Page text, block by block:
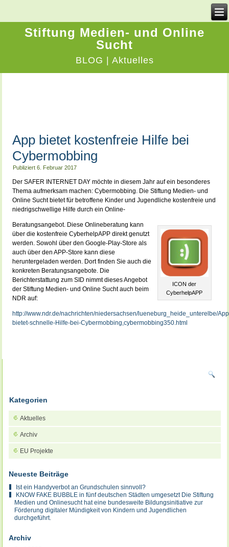
Stiftung Medien- und Online
Sucht
BLOG | Aktuelles
App bietet kostenfreie Hilfe bei
Cybermobbing
Publiziert 6. Februar 2017
Der SAFER INTERNET DAY möchte in diesem Jahr auf ein besonderes
Thema aufmerksam machen: Cybermobbing. Die Stiftung Medien- und
Online Sucht bietet für betroffene Kinder und Jugendliche kostenfreie und
niedrigschwellige Hilfe durch ein Online-
ICON der
CyberhelpAPP
Beratungsangebot. Diese Onlineberatung kann
über die kostenfreie CyberhelpAPP direkt genutzt
werden. Sowohl über den Google-Play-Store als
auch über den APP-Store kann diese
heruntergeladen werden. Dort finden Sie auch die
konkreten Beratungsangebote. Die
Berichterstattung zum SID nimmt dieses Angebot
der Stiftung Medien- und Online Sucht auch beim
NDR auf:
http://www.ndr.de/nachrichten/niedersachsen/lueneburg_heide_unterelbe/
bietet-schnelle-Hilfe-bei-Cybermobbing,cybermobbing350.html
Kategorien
Aktuelles
Archiv
EU Projekte
Neueste Beiträge
Ist ein Handyverbot an Grundschulen sinnvoll?
KNOW FAKE BUBBLE in fünf deutschen Städten umgesetzt Die Stiftung
Medien und Onlinesucht hat eine bundesweite Bildungsinitiative zur
Förderung digitaler Mündigkeit von Kindern und Jugendlichen
durchgeführt.
Archiv